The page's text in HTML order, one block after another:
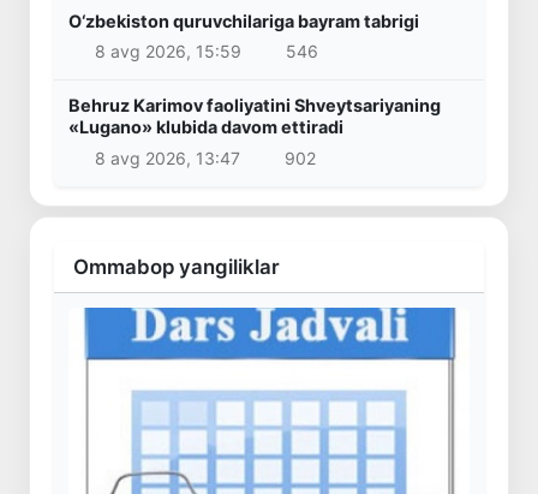
O‘zbekiston quruvchilariga bayram tabrigi
8 avg 2026, 15:59
546
Behruz Karimov faoliyatini Shveytsariyaning
«Lugano» klubida davom ettiradi
8 avg 2026, 13:47
902
Ommabop yangiliklar